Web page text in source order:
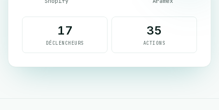
17
DÉCLENCHEURS
35
ACTIONS